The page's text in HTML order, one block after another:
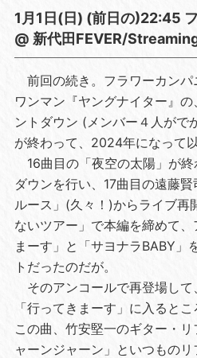
1月1日(日) (前日の)22:45
@ 新代田FEVER/
前回の続き。フラワーカンパ
ワンマン『ヤングナイター』
ントダウン (メンバー４人がで
が終わって、2024年になって
16曲目の「夜空の太陽」が終
ダウンを行い、17曲目の遠藤
ルース」(久々！)からライブ再
ないツアー」で本編を締めて
まーす」と「サヨナラBABY」
トだったのだが。
そのアンコールで再登場して
「行ってきまーす」に入ると
この曲、竹安堅一のギター・
ャーンジャーン」といつもの